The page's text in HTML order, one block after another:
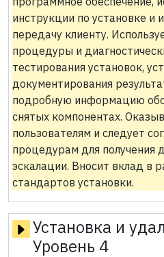
инструкции по установке и
передачу клиенту.
процедуры и
тестирования установок,
документирования
подробную информацию обо
снятых компонентах.
пользователям и следует
процедурам для получения
эскалации. Вносит вклад в
стандартов установки.
Установка и
Уровень 4